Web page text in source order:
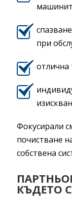
при
отлична
Фокусирали
почистване
собствена
КЪДЕТО